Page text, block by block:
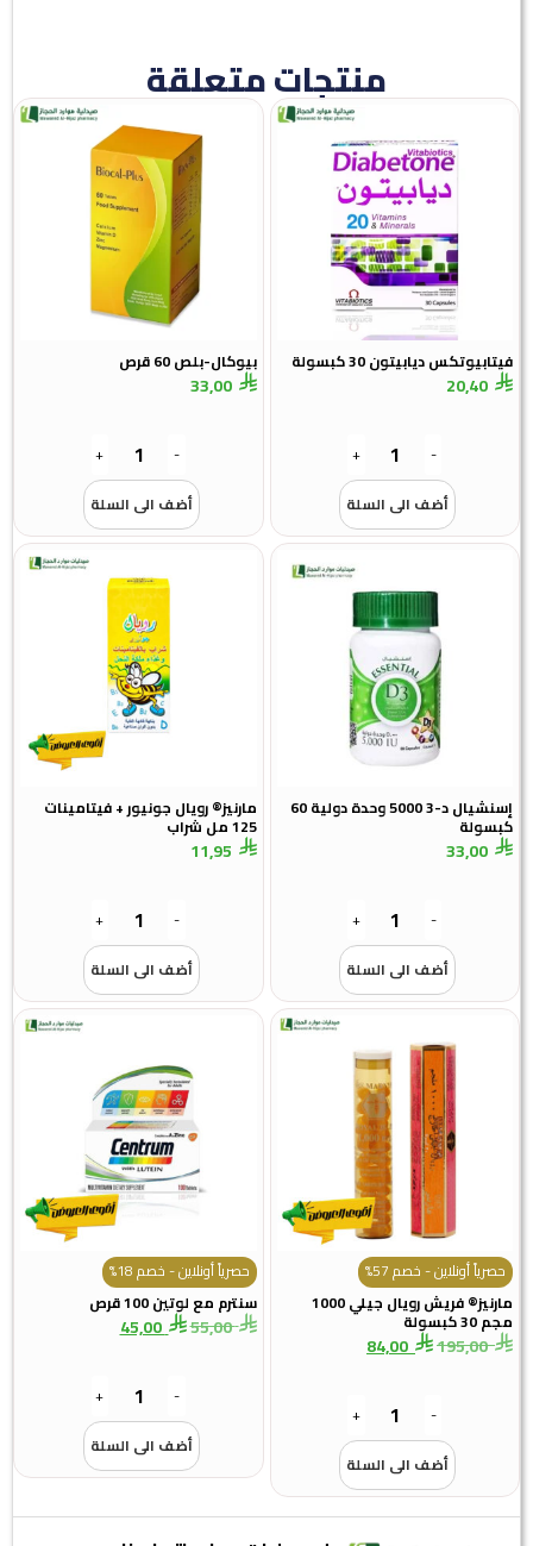
منتجات متعلقة
فيتابيوتكس ديابيتون 30 كبسولة
20,40
-
+
أضف الى السلة
بيوكال-بلص 60 قرص
33,00
-
+
أضف الى السلة
إسنشيال د-3 5000 وحدة دولية 60
كبسولة
33,00
-
+
أضف الى السلة
مارنيز® رويال جونيور + فيتامينات
125 مل شراب
11,95
-
+
أضف الى السلة
حصرياً أونلاين - خصم 57%
مارنيز® فريش رويال جيلي 1000
مجم 30 كبسولة
195,00
84,00
-
+
أضف الى السلة
حصرياً أونلاين - خصم 18%
سنترم مع لوتين 100 قرص
55,00
45,00
-
+
أضف الى السلة